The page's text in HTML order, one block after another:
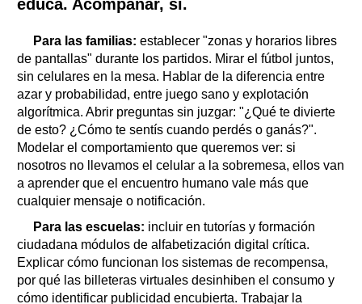
educa. Acompañar, sí.
Para las familias: establecer "zonas y horarios libres
de pantallas" durante los partidos. Mirar el fútbol juntos,
sin celulares en la mesa. Hablar de la diferencia entre
azar y probabilidad, entre juego sano y explotación
algorítmica. Abrir preguntas sin juzgar: "¿Qué te divierte
de esto? ¿Cómo te sentís cuando perdés o ganás?".
Modelar el comportamiento que queremos ver: si
nosotros no llevamos el celular a la sobremesa, ellos van
a aprender que el encuentro humano vale más que
cualquier mensaje o notificación.
Para las escuelas: incluir en tutorías y formación
ciudadana módulos de alfabetización digital crítica.
Explicar cómo funcionan los sistemas de recompensa,
por qué las billeteras virtuales desinhiben el consumo y
cómo identificar publicidad encubierta. Trabajar la